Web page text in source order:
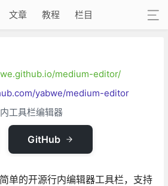
文章 教程 栏目
medium-editor/
yabwe/medium-editor
工具栏编辑器
GitHub
单的开源行内编辑器工具栏，支持